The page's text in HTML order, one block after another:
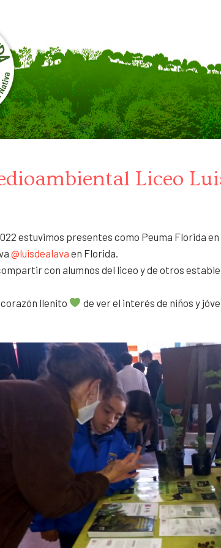
Liceo
estuvimos presentes como Peuma Florida
@luisdealava en Florida.
con alumnos del liceo y de otros
corazón llenito
de ver el interés de niños y